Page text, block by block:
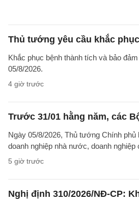
Thủ tướng yêu cầu khắc
Khắc phục bệnh thành tích và bảo
05/8/2026.
4 giờ trước
Trước 31/01 hằng năm, các
Ngày 05/8/2026, Thủ tướng Chính
doanh nghiệp nhà nước, doanh
5 giờ trước
Nghị định 310/2026/NĐ-CP: